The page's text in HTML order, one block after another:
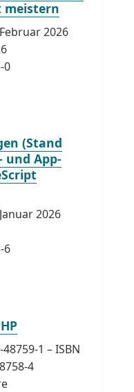
meistern
2026
0
(Stand
und App-
2026
6
1 – ISBN
4